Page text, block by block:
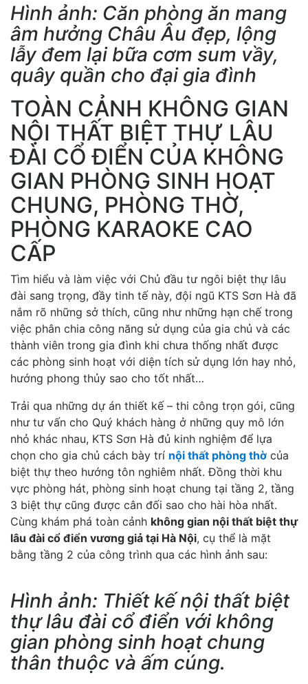
Hình ảnh: Căn phòng ăn mang
âm hưởng Châu Âu đẹp, lộng
lẫy đem lại bữa cơm sum vầy,
quây quần cho đại gia đình
TOÀN CẢNH KHÔNG GIAN
NỘI THẤT BIỆT THỰ LÂU
ĐÀI CỔ ĐIỂN CỦA KHÔNG
GIAN PHÒNG SINH HOẠT
CHUNG, PHÒNG THỜ,
PHÒNG KARAOKE CAO
CẤP
Tìm hiểu và làm việc với Chủ đầu tư ngôi biệt thự lâu
đài sang trọng, đầy tinh tế này, đội ngũ KTS Sơn Hà đã
nắm rõ những sở thích, cũng như những hạn chế trong
việc phân chia công năng sử dụng của gia chủ và các
thành viên trong gia đình khi chưa thống nhất được
các phòng sinh hoạt với diện tích sử dụng lớn hay nhỏ,
hướng phong thủy sao cho tốt nhất…
Trải qua những dự án thiết kế – thi công trọn gói, cũng
như tư vấn cho Quý khách hàng ở những quy mô lớn
nhỏ khác nhau, KTS Sơn Hà đủ kinh nghiệm để lựa
chọn cho gia chủ cách bày trí nội thất phòng thờ của
biệt thự theo hướng tôn nghiêm nhất. Đồng thời khu
vực phòng hát, phòng sinh hoạt chung tại tầng 2, tầng
3 biệt thự cũng được cân đối sao cho hài hòa nhất.
Cùng khám phá toàn cảnh không gian nội thất biệt thự
lâu đài cổ điển vương giả tại Hà Nội, cụ thể là mặt
bằng tầng 2 của công trình qua các hình ảnh sau:
Hình ảnh: Thiết kế nội thất biệt
thự lâu đài cổ điển với không
gian phòng sinh hoạt chung
thân thuộc và ấm cúng.